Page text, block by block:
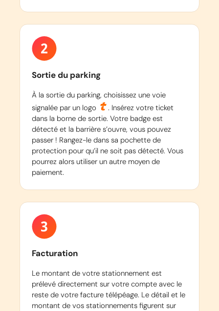
Sortie du parking
À la sortie du parking, choisissez une voie
signalée par un logo
. Insérez votre ticket
dans la borne de sortie. Votre badge est
détecté et la barrière s’ouvre, vous pouvez
passer ! Rangez-le dans sa pochette de
protection pour qu’il ne soit pas détecté. Vous
pourrez alors utiliser un autre moyen de
paiement.
Facturation
Le montant de votre stationnement est
prélevé directement sur votre compte avec le
reste de votre facture télépéage. Le détail et le
montant de vos stationnements figurent sur